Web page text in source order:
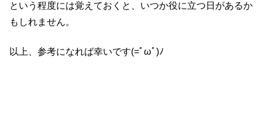
という程度には覚えておくと、いつか役に立つ日があるか
もしれません。
以上、参考になれば幸いです(=ﾟωﾟ)ﾉ